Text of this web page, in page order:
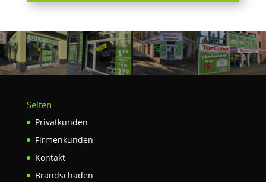
Seiten
Privatkunden
Firmenkunden
Kontakt
Brandschäden